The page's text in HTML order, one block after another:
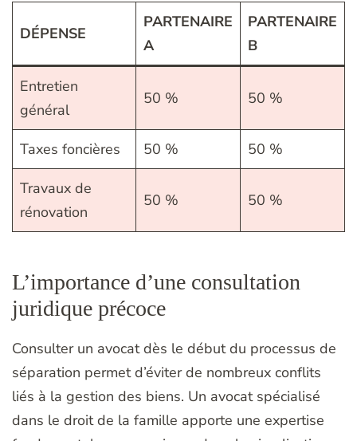
DÉPENSE
PARTENAIRE
A
PARTENAIRE
B
Entretien
général
50 % 50 %
Taxes foncières 50 % 50 %
Travaux de
rénovation
50 % 50 %
L’importance d’une consultation
juridique précoce
Consulter un avocat dès le début du processus de
séparation permet d’éviter de nombreux conflits
liés à la gestion des biens. Un avocat spécialisé
dans le droit de la famille apporte une expertise